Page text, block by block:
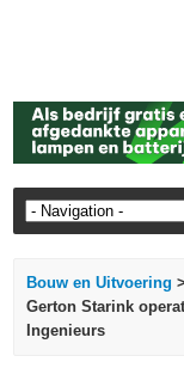
Bouw en Uitvoering
Gerton Starink
Ingenieurs